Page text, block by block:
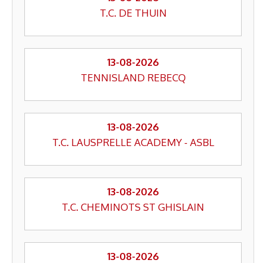
T.C. DE THUIN
13-08-2026
TENNISLAND REBECQ
13-08-2026
T.C. LAUSPRELLE ACADEMY - ASBL
13-08-2026
T.C. CHEMINOTS ST GHISLAIN
13-08-2026